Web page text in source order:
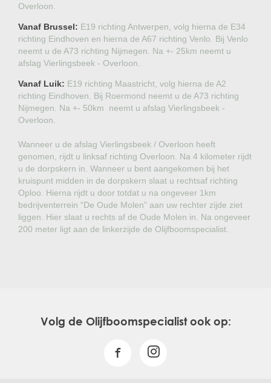
Overloon.
Vanaf Brussel: E19 richting Antwerpen, volg hierna de E34
richting Eindhoven en hierna de A67 richting Venlo. Bij Venlo
neemt u de A73 richting Nijmegen. Na +- 25km neemt u
afslag Vierlingsbeek - Overloon.
Vanaf Luik: E19 richting Maastricht, volg hierna de A2
richting Eindhoven. Bij Roermond neemt u de A73 richting
Nijmegen. Na +- 50km neemt u afslag Vierlingsbeek -
Overloon.
Wanneer u de afslag Vierlingsbeek / Overloon heeft
genomen, rijdt u linksaf richting Overloon. Na 4 kilometer rijdt
u de dorpskern in. Wanneer u bent aangekomen bij het
kruispunt midden in de dorpskern slaat u rechtsaf richting
Oploo. Hierna rijdt u door totdat u na ongeveer 1km
bedrijventerrein “De Oude Molen” aan uw rechter zijde ziet
liggen. Hier slaat u rechts af de Oude Molen in. Na ongeveer
200 meter ligt aan de linkerzijde de Olijfboomspecialist.
Volg de Olijfboomspecialist ook op: